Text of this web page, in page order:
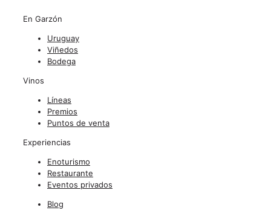
En Garzón
Uruguay
Viñedos
Bodega
Vinos
Líneas
Premios
Puntos de venta
Experiencias
Enoturismo
Restaurante
Eventos privados
Blog